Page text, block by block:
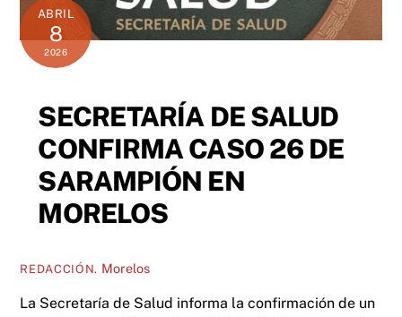
ABRIL
8
2026
SECRETARÍA DE SALUD
CONFIRMA CASO 26 DE
SARAMPIÓN EN
MORELOS
REDACCIÓN. Morelos
La Secretaría de Salud informa la confirmación de un